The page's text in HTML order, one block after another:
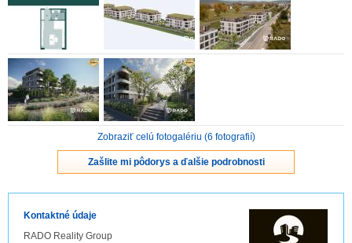
ZVÝRAZNENIE REALITNÝCH INZERÁTOV
REKLAMA
PARTNERI
Zobraziť celú fotogalériu (6 fotografií)
Zašlite mi pôdorys a ďalšie podrobnosti
Kontaktné údaje
RADO Reality Group